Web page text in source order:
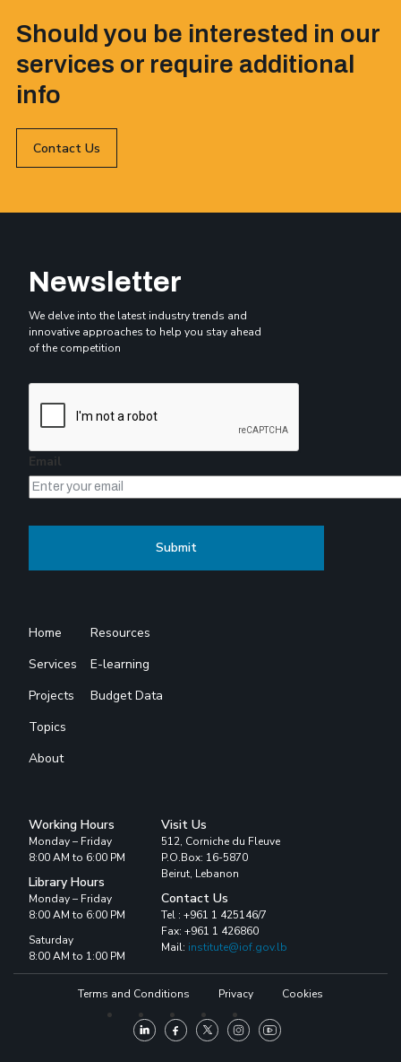
Should you be interested in our
services or require additional
info
Contact Us
Newsletter
We delve into the latest industry trends and
innovative approaches to help you stay ahead
of the competition
Email
Home
Services
Projects
Topics
About
Resources
E-learning
Budget Data
Working Hours
Monday – Friday
8:00 AM to 6:00 PM
Library Hours
Monday – Friday
8:00 AM to 6:00 PM
Saturday
8:00 AM to 1:00 PM
Visit Us
512, Corniche du Fleuve
P.O.Box: 16-5870
Beirut, Lebanon
Contact Us
Tel : +961 1 425146/7
Fax: +961 1 426860
Mail: institute@iof.gov.lb
Terms and Conditions Privacy Cookies